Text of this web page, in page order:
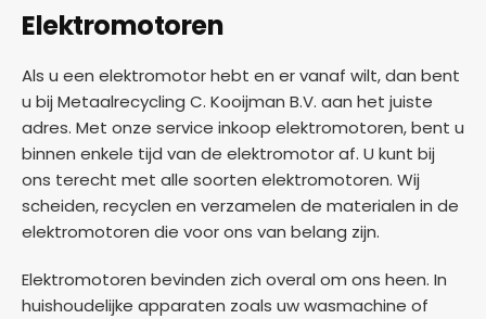
Elektromotoren
Als u een elektromotor hebt en er vanaf wilt, dan bent
u bij Metaalrecycling C. Kooijman B.V. aan het juiste
adres. Met onze service inkoop elektromotoren, bent u
binnen enkele tijd van de elektromotor af. U kunt bij
ons terecht met alle soorten elektromotoren. Wij
scheiden, recyclen en verzamelen de materialen in de
elektromotoren die voor ons van belang zijn.
Elektromotoren bevinden zich overal om ons heen. In
huishoudelijke apparaten zoals uw wasmachine of